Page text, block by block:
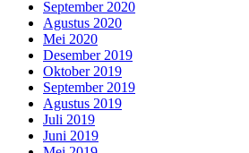
September 2020
Agustus 2020
Mei 2020
Desember 2019
Oktober 2019
September 2019
Agustus 2019
Juli 2019
Juni 2019